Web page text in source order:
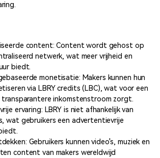
content: Content wordt gehost op
netwerk, wat meer vrijheid en
biedt.
monetisatie: Makers kunnen hun
via LBRY credits (LBC), wat voor een
inkomstenstroom zorgt.
ervaring: LBRY is niet afhankelijk van
wat gebruikers een advertentievrije
Gebruikers kunnen video's, muziek en
content van makers wereldwijd